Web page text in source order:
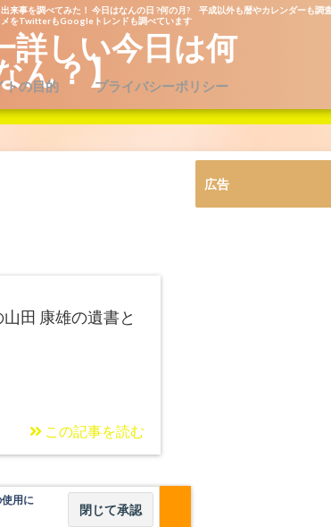
事を調べてみた！ 今日はなんの日 ?何の月? 平成以外も暦やカレンダーも調
メをTwitterもGoogleトレンドも調べています
詳しい今日は何
ん？】
トの目的 プライバシーポリシー
田 康雄の遺書と
この記事を読む
用に
広告